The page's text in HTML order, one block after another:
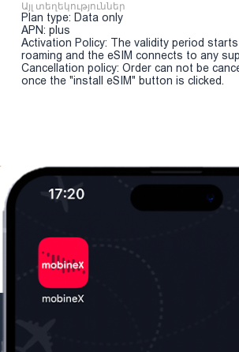
Այլ տեղեկություններ
Plan type: Data only
APN: plus
Activation Policy: The validity period
roaming and the eSIM connects to any
Cancellation policy: Order can not be
once the "install eSIM" button is clicked.